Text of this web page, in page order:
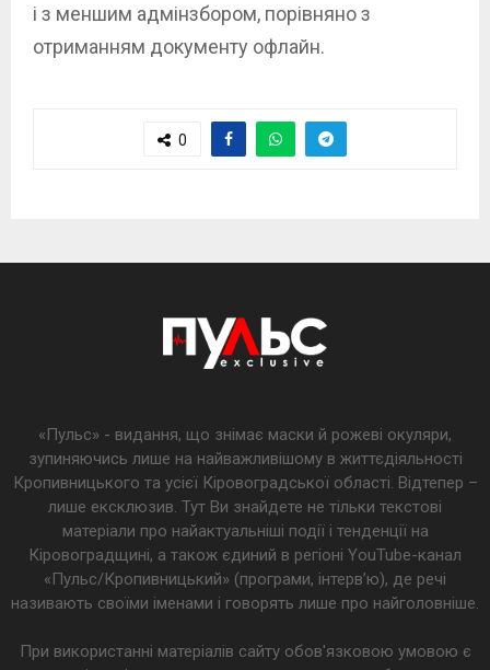
і з меншим адмінзбором, порівняно з
отриманням документу офлайн.
0
«Пульс» - видання, що знімає маски й рожеві окуляри,
зупиняючись лише на найважливішому в життєдіяльності
Кропивницького та усієї Кіровоградської області. Відтепер –
лише ексклюзив. Тут Ви знайдете не тільки текстові
матеріали про найактуальніші події і тенденції на
Кіровоградщині, а також єдиний в регіоні YouTube-канал
«Пульс/Кропивницький» (програми, інтерв’ю), де речі
називають своїми іменами і говорять лише про найголовніше.
При використанні матеріалів сайту обов'язковою умовою є